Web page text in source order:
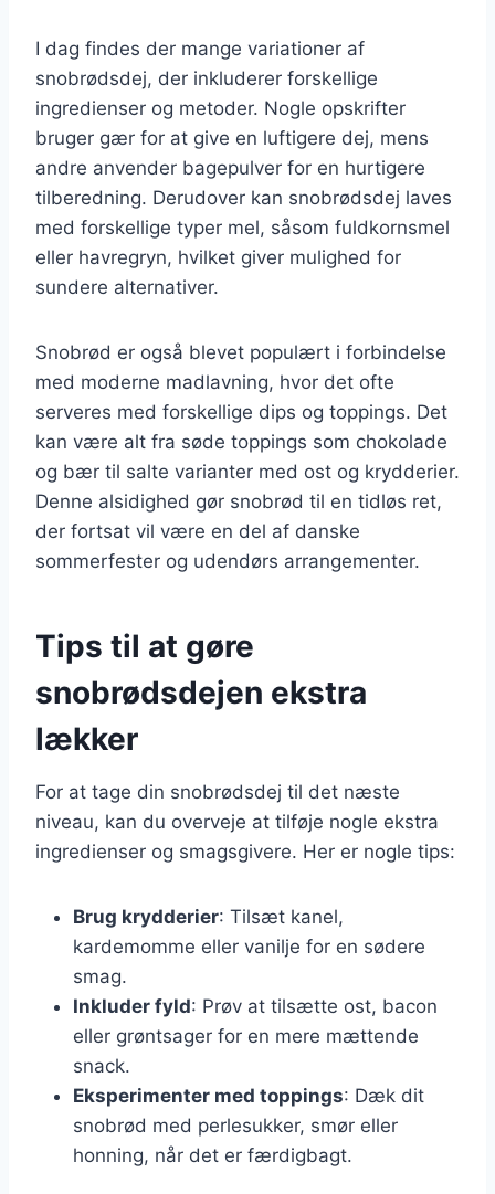
I dag findes der mange variationer af
snobrødsdej, der inkluderer forskellige
ingredienser og metoder. Nogle opskrifter
bruger gær for at give en luftigere dej, mens
andre anvender bagepulver for en hurtigere
tilberedning. Derudover kan snobrødsdej laves
med forskellige typer mel, såsom fuldkornsmel
eller havregryn, hvilket giver mulighed for
sundere alternativer.
Snobrød er også blevet populært i forbindelse
med moderne madlavning, hvor det ofte
serveres med forskellige dips og toppings. Det
kan være alt fra søde toppings som chokolade
og bær til salte varianter med ost og krydderier.
Denne alsidighed gør snobrød til en tidløs ret,
der fortsat vil være en del af danske
sommerfester og udendørs arrangementer.
Tips til at gøre
snobrødsdejen ekstra
lækker
For at tage din snobrødsdej til det næste
niveau, kan du overveje at tilføje nogle ekstra
ingredienser og smagsgivere. Her er nogle tips:
Brug krydderier: Tilsæt kanel,
kardemomme eller vanilje for en sødere
smag.
Inkluder fyld: Prøv at tilsætte ost, bacon
eller grøntsager for en mere mættende
snack.
Eksperimenter med toppings: Dæk dit
snobrød med perlesukker, smør eller
honning, når det er færdigbagt.